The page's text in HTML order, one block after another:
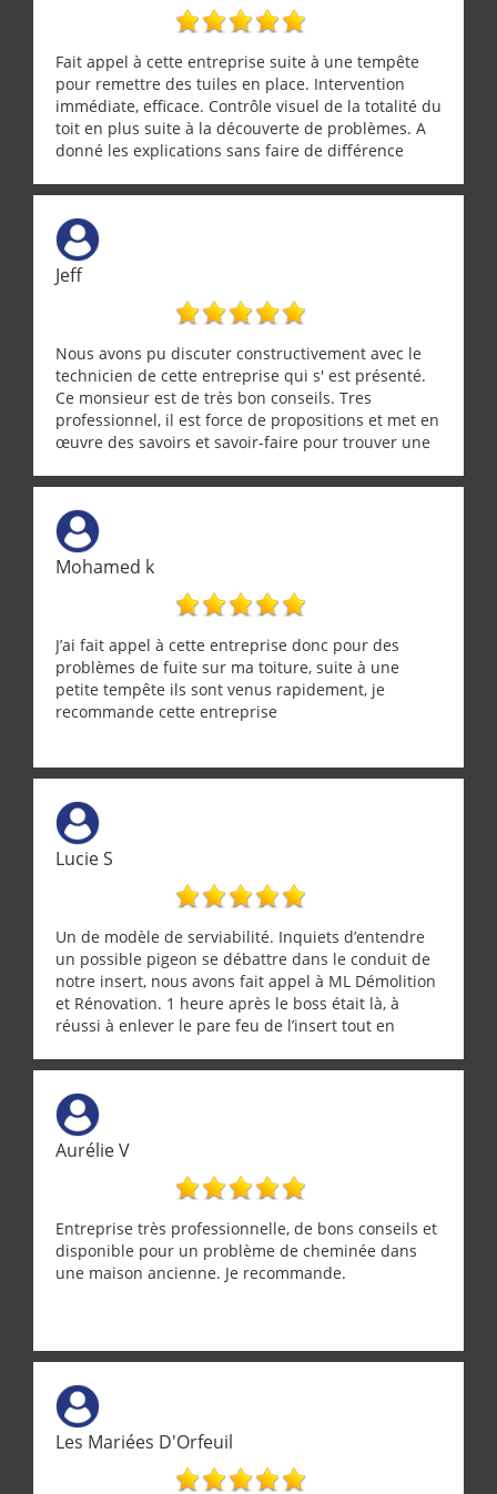
Fait appel à cette entreprise suite à une tempête
pour remettre des tuiles en place. Intervention
immédiate, efficace. Contrôle visuel de la totalité du
toit en plus suite à la découverte de problèmes. A
donné les explications sans faire de différence
Jeff
Nous avons pu discuter constructivement avec le
technicien de cette entreprise qui s' est présenté.
Ce monsieur est de très bon conseils. Tres
professionnel, il est force de propositions et met en
œuvre des savoirs et savoir-faire pour trouver une
demande de l écoute et de la considération, ce qui
ne se trouve que chez les pationnés de leur métier.
Merci a ce monsieur pour sa disponibilité
Mohamed k
J’ai fait appel à cette entreprise donc pour des
problèmes de fuite sur ma toiture, suite à une
petite tempête ils sont venus rapidement, je
recommande cette entreprise
Lucie S
Un de modèle de serviabilité. Inquiets d’entendre
un possible pigeon se débattre dans le conduit de
notre insert, nous avons fait appel à ML Démolition
et Rénovation. 1 heure après le boss était là, à
réussi à enlever le pare feu de l’insert tout en
tourterelle et s’est ensuite patiemment occupé de
l’oiseau jusqu’à ce qu’il reprenne ses esprits et
puisse s’envoler. Après quoi il a procédé au
ramonage de notre insert avec dextérité et une
grande propreté, nous gratifiant également de
nombreux conseils concernant d’autres sujets. Un
entrepreneur comme on souhaite en rencontrer.
Encore un grand merci à lui.
Aurélie V
Entreprise très professionnelle, de bons conseils et
disponible pour un problème de cheminée dans
une maison ancienne. Je recommande.
Les Mariées D'Orfeuil